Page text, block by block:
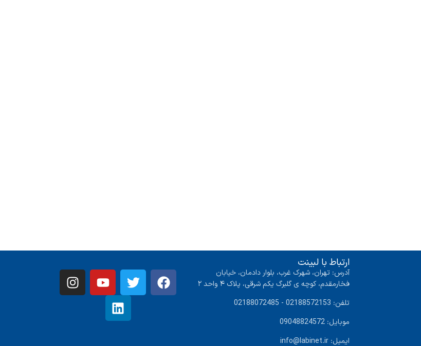
ارتباط با لبینت
آدرس: تهران، شهرک غرب، بلوار دادمان، خیابان
فخارمقدم، کوچه ی گلبرگ یکم شرقی، پلاک ۴ واحد ۲
تلفن: 02188572153 - 02188072485
موبایل: 09048824572
ایمیل: info@labinet.ir